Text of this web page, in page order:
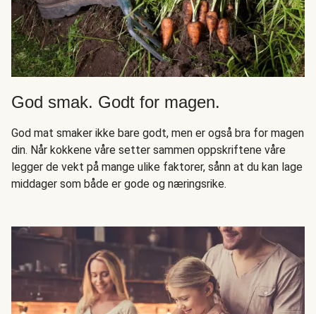
God smak. Godt for magen.
God mat smaker ikke bare godt, men er også bra for magen
din. Når kokkene våre setter sammen oppskriftene våre
legger de vekt på mange ulike faktorer, sånn at du kan lage
middager som både er gode og næringsrike.